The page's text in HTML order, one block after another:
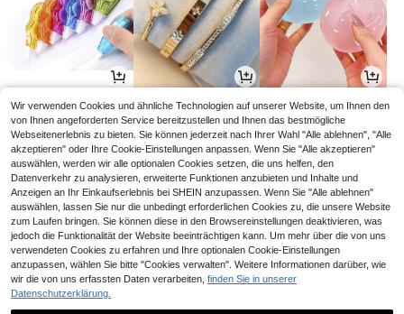
CHF 2,07 CHF3,31 CHF1 ,28
Wir verwenden Cookies und ähnliche Technologien auf unserer Website, um Ihnen den
von Ihnen angeforderten Service bereitzustellen und Ihnen das bestmögliche
Webseitenerlebnis zu bieten. Sie können jederzeit nach Ihrer Wahl "Alle ablehnen", "Alle
akzeptieren" oder Ihre Cookie-Einstellungen anpassen. Wenn Sie "Alle akzeptieren"
auswählen, werden wir alle optionalen Cookies setzen, die uns helfen, den
Datenverkehr zu analysieren, erweiterte Funktionen anzubieten und Inhalte und
Anzeigen an Ihr Einkaufserlebnis bei SHEIN anzupassen. Wenn Sie "Alle ablehnen"
auswählen, lassen Sie nur die unbedingt erforderlichen Cookies zu, die unsere Website
zum Laufen bringen. Sie können diese in den Browsereinstellungen deaktivieren, was
jedoch die Funktionalität der Website beeinträchtigen kann. Um mehr über die von uns
verwendeten Cookies zu erfahren und Ihre optionalen Cookie-Einstellungen
anzupassen, wählen Sie bitte "Cookies verwalten". Weitere Informationen darüber, wie
wir die von uns erfassten Daten verarbeiten, finden Sie in unserer
Datenschutzerklärung.